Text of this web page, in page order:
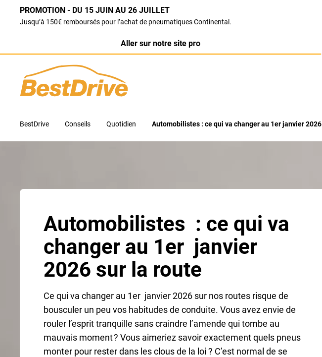
PROMOTION - DU 15 JUIN AU 26 JUILLET
Jusqu’à 150€ remboursés pour l’achat de pneumatiques Continental.
Aller sur notre site pro
BestDrive Conseils Quotidien Automobilistes : ce qui va changer au 1er janvier 2026
Automobilistes : ce qui va
changer au 1er janvier
2026 sur la route
Ce qui va changer au 1er janvier 2026 sur nos routes risque de
bousculer un peu vos habitudes de conduite. Vous avez envie de
rouler l’esprit tranquille sans craindre l’amende qui tombe au
mauvais moment ? Vous aimeriez savoir exactement quels pneus
monter pour rester dans les clous de la loi ? C’est normal de se